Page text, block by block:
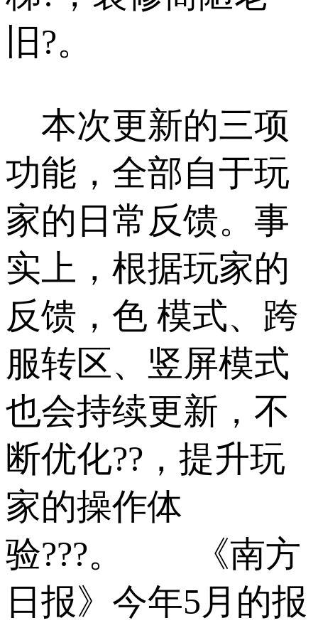
旧?。
本次更新的三项
功能，全部自于玩
家的日常反馈。事
实上，根据玩家的
反馈，色 模式、跨
服转区、竖屏模式
也会持续更新，不
断优化??，提升玩
家的操作体
验???。 《南方
日报》今年5月的报